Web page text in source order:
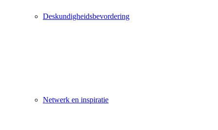
Deskundigheidsbevordering
Netwerk en inspiratie